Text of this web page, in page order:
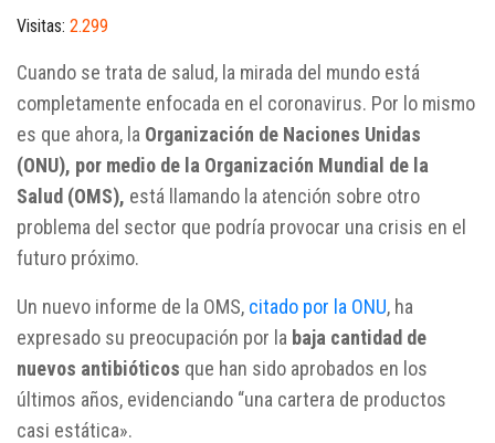
Visitas: 2.299
Cuando se trata de salud, la mirada del mundo está
completamente enfocada en el coronavirus. Por lo mismo
es que ahora, la Organización de Naciones Unidas
(ONU), por medio de la Organización Mundial de la
Salud (OMS), está llamando la atención sobre otro
problema del sector que podría provocar una crisis en el
futuro próximo.
Un nuevo informe de la OMS, citado por la ONU, ha
expresado su preocupación por la baja cantidad de
nuevos antibióticos que han sido aprobados en los
últimos años, evidenciando “una cartera de productos
casi estática».